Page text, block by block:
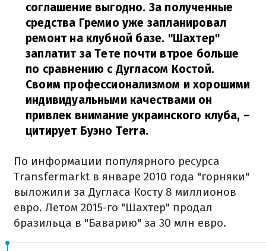
соглашение выгодно. За полученные
средства Гремио уже запланировал
ремонт на клубной базе. "Шахтер"
заплатит за Тете почти втрое больше
по сравнению с Дугласом Костой.
Своим профессионализмом и хорошими
индивидуальными качествами он
привлек внимание украинского клуба, –
цитирует Буэно Terra.
По информации популярного ресурса
Transfermarkt в январе 2010 года "горняки"
выложили за Дугласа Косту 8 миллионов
евро. Летом 2015-го "Шахтер" продал
бразильца в "Баварию" за 30 млн евро.